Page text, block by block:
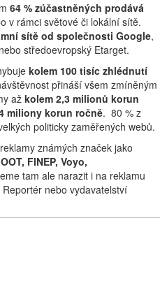
64 % zúčastněných prodává
v rámci světové či lokální sítě.
sítě od společnosti Google,
středoevropský Etarget.
kolem 100 tisíc zhlédnutí
přináší všem zmíněným
až kolem 2,3 milionů korun
miliony korun ročně. 80 % z
politicky zaměřených webů.
známých značek jako
FINEP, Voyo,
tam ale narazit i na reklamu
nebo vydavatelství